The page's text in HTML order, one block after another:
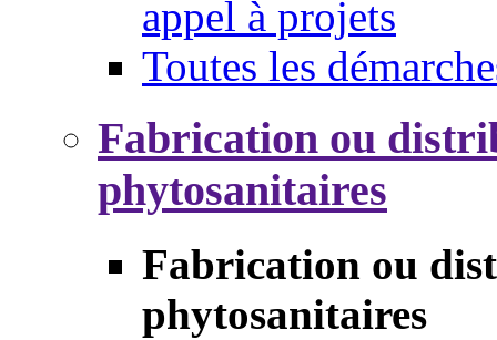
appel à projets
Toutes les
Fabrication ou
phytosanitaires
Fabrication ou
phytosanitaires